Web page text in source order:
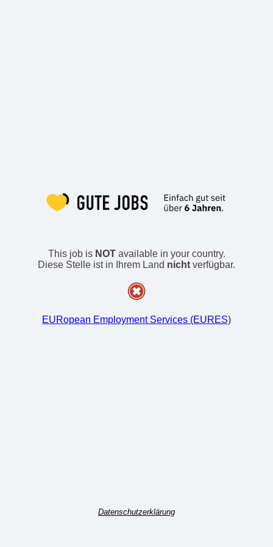
This job is NOTavailable in your country.
Diese Stelle ist in Ihrem Land nicht verfügbar.
EURopean Employment Services (EURES)
Datenschutzerklärung